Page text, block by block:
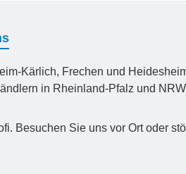
Kärlich, Frechen und
in Rheinland-Pfalz und
Besuchen Sie uns vor Ort oder